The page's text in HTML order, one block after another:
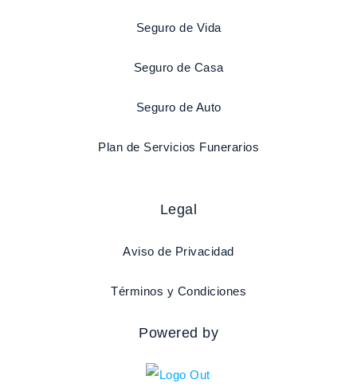
Seguro de Vida
Seguro de Casa
Seguro de Auto
Plan de Servicios Funerarios
Legal
Aviso de Privacidad
Términos y Condiciones
Powered by